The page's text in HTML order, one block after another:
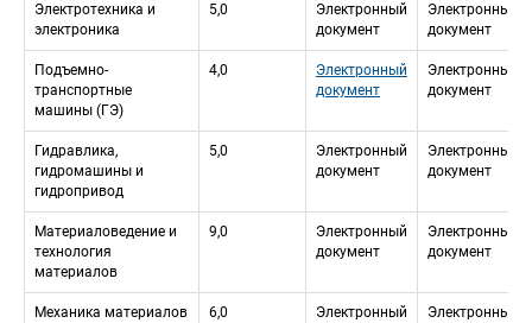
Электротехника и
электроника
5,0
Электронный
документ
Электронный
документ
Подъемно-
транспортные
машины (ГЭ)
4,0
Электронный
документ
Электронный
документ
Гидравлика,
гидромашины и
гидропривод
5,0
Электронный
документ
Электронный
документ
Материаловедение и
технология
материалов
9,0
Электронный
документ
Электронный
документ
Механика материалов 6,0
Электронный
Электронный